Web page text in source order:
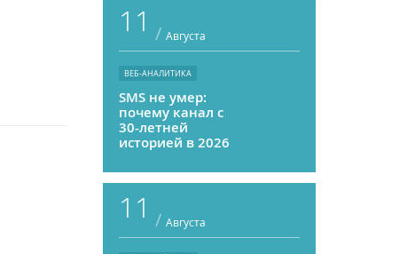
11 / Августа
ВЕБ-АНАЛИТИКА
SMS не умер:
почему канал с
30-летней
историей в 2026
приносить ROMI
выше, чем
мессенджеры
11 / Августа